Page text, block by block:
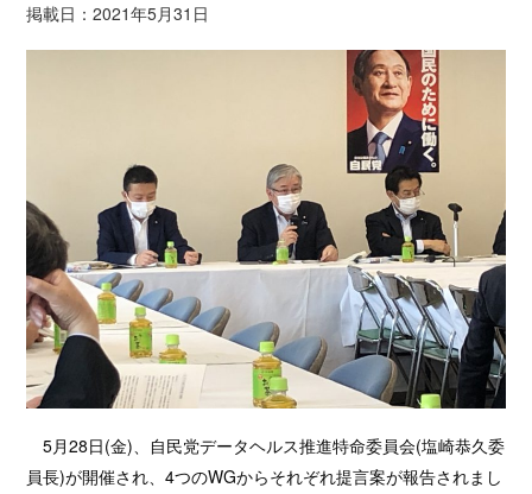
掲載日：2021年5月31日
5月28日(金)、自民党データヘルス推進特命委員会(塩崎恭久委
員長)が開催され、4つのWGからそれぞれ提言案が報告されまし